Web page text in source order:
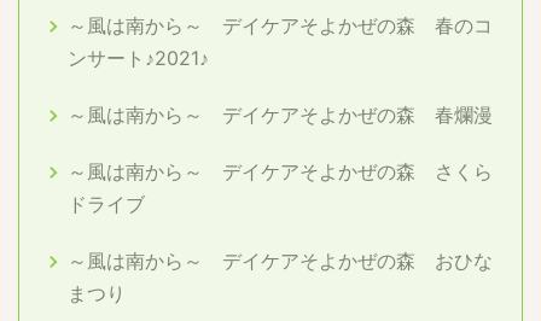
～風は南から～ デイケアそよかぜの森 春のコ
ンサート♪2021♪
～風は南から～ デイケアそよかぜの森 春爛漫
～風は南から～ デイケアそよかぜの森 さくら
ドライブ
～風は南から～ デイケアそよかぜの森 おひな
まつり